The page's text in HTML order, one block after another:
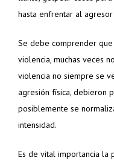
hasta enfrentar al
Se debe comprender
violencia, muchas veces
violencia no siempre se
agresión física, debieron
posiblemente se
intensidad.
Es de vital importancia la